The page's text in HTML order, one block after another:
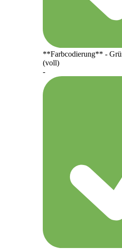
**Farbcodierung** -
(voll)
-